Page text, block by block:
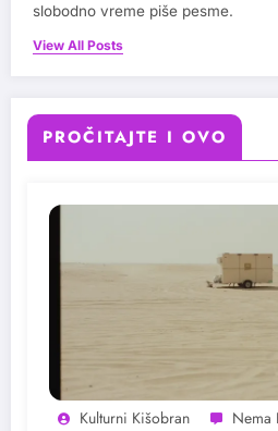
slobodno vreme piše pesme.
View All Posts
PROČITAJTE I OVO
Kulturni Kišobran